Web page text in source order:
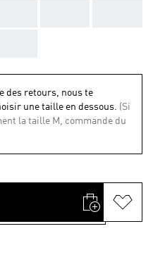
des retours, nous te
une taille en dessous. (Si
la taille M, commande du